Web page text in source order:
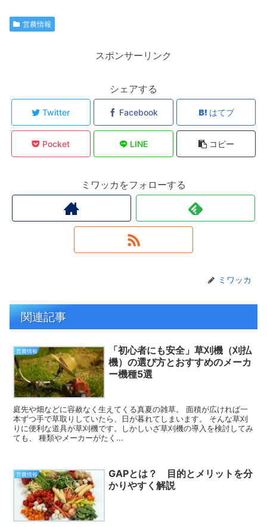
営農情報
スポンサーリンク
シェアする
Twitter Facebook はてブ
Pocket LINE コピー
ミワッカをフォローする
ミワッカ
関連記事
営農情報
「初心者にも安全」草刈機（刈払
機）の選び方とおすすめのメーカ
ー機種5選
庭先や畑などに容赦なく生えてくる真夏の雑草。 面積が広ければ一
本ずつ手で草取りしていたら、日が暮れてしまいます。 そんな草刈
りに便利な道具が草刈機です。しかしいざ草刈機の導入を検討してみ
ても、 種類やメーカーがたく...
営農情報
GAPとは？ 目的とメリットを分
かりやすく解説